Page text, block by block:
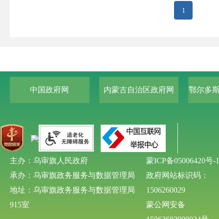
1
中国政府网 内蒙古自治区政府网 鄂尔多
主办：乌审旗人民政府
承办：乌审旗政务服务与数据管理局
地址：乌审旗政务服务与数据管理局
915室
蒙ICP备05006420号-1
政府网站标识码：
1506260029
蒙公网安备